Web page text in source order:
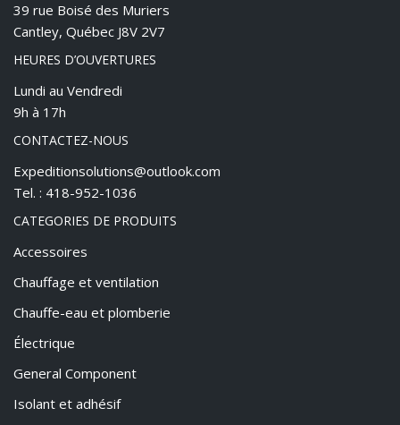
39 rue Boisé des Muriers
Cantley, Québec J8V 2V7
HEURES D’OUVERTURES
Lundi au Vendredi
9h à 17h
CONTACTEZ-NOUS
Expeditionsolutions@outlook.com
Tel. : 418-952-1036
CATEGORIES DE PRODUITS
Accessoires
Chauffage et ventilation
Chauffe-eau et plomberie
Électrique
General Component
Isolant et adhésif